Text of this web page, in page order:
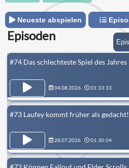
Neueste abspielen
Episoden
#74 Das schlechteste Spiel des
04.08.2026 01:33:33
#73 Laufey kommt früher als gedacht!
28.07.2026 01:30:04